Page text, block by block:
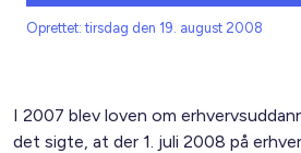
Oprettet: tirsdag den 19. august 2008
I 2007 blev loven om
det sigte, at der 1. juli 2008 på